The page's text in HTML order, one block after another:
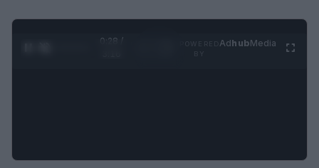
0:29 /
AdhubMedia